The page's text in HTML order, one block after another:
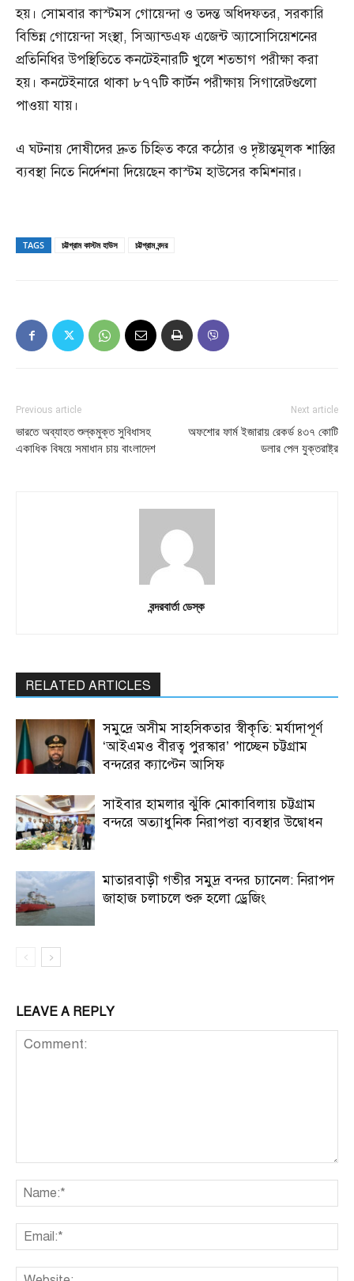
হয়। সোমবার কাস্টমস গোয়েন্দা ও তদন্ত অধিদফতর, সরকারি
বিভিন্ন গোয়েন্দা সংস্থা, সিঅ্যান্ডএফ এজেন্ট অ্যাসোসিয়েশনের
প্রতিনিধির উপস্থিতিতে কনটেইনারটি খুলে শতভাগ পরীক্ষা করা
হয়। কনটেইনারে থাকা ৮৭৭টি কার্টন পরীক্ষায় সিগারেটগুলো
পাওয়া যায়।
এ ঘটনায় দোষীদের দ্রুত চিহ্নিত করে কঠোর ও দৃষ্টান্তমূলক শাস্তির
ব্যবস্থা নিতে নির্দেশনা দিয়েছেন কাস্টম হাউসের কমিশনার।
TAGS চট্টগ্রাম কাস্টম হাউস চট্টগ্রাম বন্দর
Previous article
ভারতে অব্যাহত শুল্কমুক্ত সুবিধাসহ
একাধিক বিষয়ে সমাধান চায় বাংলাদেশ
Next article
অফশোর ফার্ম ইজারায় রেকর্ড ৪৩৭ কোটি
ডলার পেল যুক্তরাষ্ট্র
বন্দরবার্তা ডেস্ক
RELATED ARTICLES
সমুদ্রে অসীম সাহসিকতার স্বীকৃতি: মর্যাদাপূর্ণ
‘আইএমও বীরত্ব পুরস্কার’ পাচ্ছেন চট্টগ্রাম
বন্দরের ক্যাপ্টেন আসিফ
সাইবার হামলার ঝুঁকি মোকাবিলায় চট্টগ্রাম
বন্দরে অত্যাধুনিক নিরাপত্তা ব্যবস্থার উদ্বোধন
মাতারবাড়ী গভীর সমুদ্র বন্দর চ্যানেল: নিরাপদ
জাহাজ চলাচলে শুরু হলো ড্রেজিং
LEAVE A REPLY